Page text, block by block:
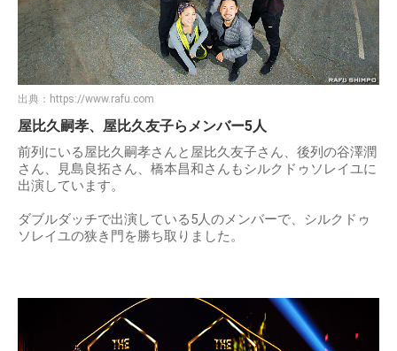
出典： https://www.rafu.com
屋比久嗣孝、屋比久友子らメンバー5人
前列にいる屋比久嗣孝さんと屋比久友子さん、後列の谷澤潤
さん、見島良拓さん、橋本昌和さんもシルクドゥソレイユに
出演しています。
ダブルダッチで出演している5人のメンバーで、シルクドゥ
ソレイユの狭き門を勝ち取りました。